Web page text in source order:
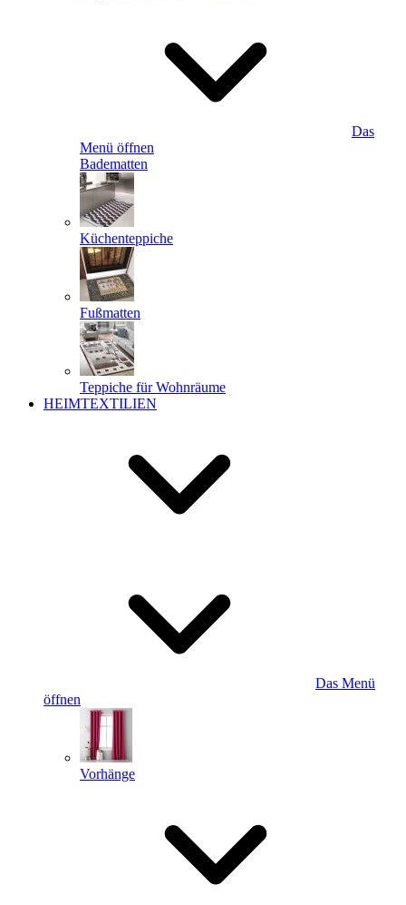
Das
Menü öffnen
Badematten
Küchenteppiche
Fußmatten
Teppiche für Wohnräume
HEIMTEXTILIEN
Das Menü
öffnen
Vorhänge